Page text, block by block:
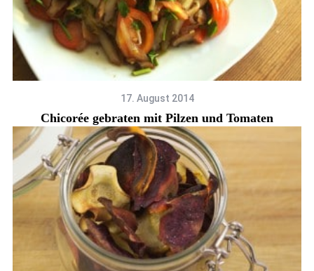
17. August 2014
Chicorée gebraten mit Pilzen und Tomaten